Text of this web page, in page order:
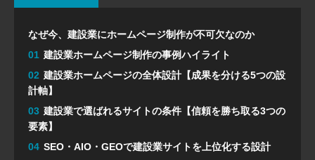
なぜ今、建設業にホームページ制作が不可欠なのか
01 建設業ホームページ制作の事例ハイライト
02 建設業ホームページの全体設計【成果を分ける5つの設
計軸】
03 建設業で選ばれるサイトの条件【信頼を勝ち取る3つの
要素】
04 SEO・AIO・GEOで建設業サイトを上位化する設計